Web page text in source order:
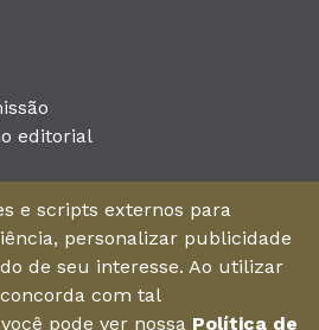
editorial
Ltda
No. 2001 – 11º andar - Bairro
e scripts externos para
personalizar publicidade
de seu interesse. Ao utilizar
com tal
pode ver nossa Política de